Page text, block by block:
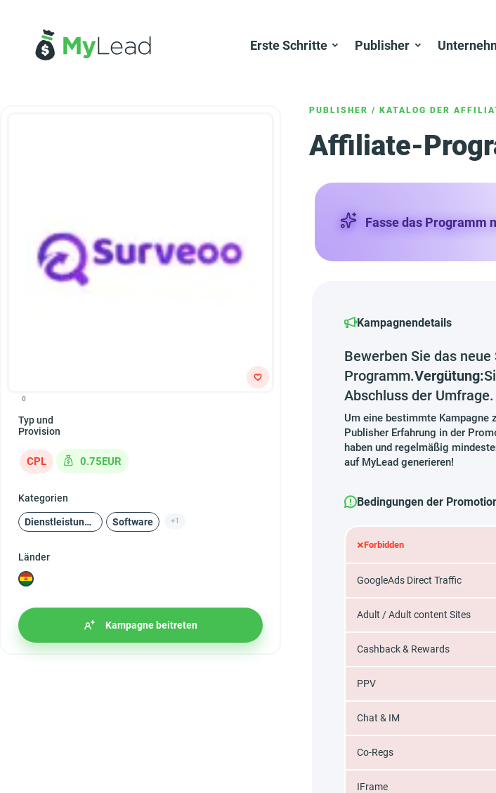
Erste Schritte Publisher
PUBLISHER / KATALOG DER
Affiliate-
0
Typ und
Provision
CPL 0.75EUR
Kategorien
Dienstleistungen Software +1
Länder
Kampagne beitreten
Fasse das Programm
Kampagnendetails
Bewerben Sie das
Programm.Vergütung:
Abschluss der Umfrage.
Um eine bestimmte Kampagne
Publisher Erfahrung in der
haben und regelmäßig
auf MyLead generieren!
Bedingungen der
×Forbidden
GoogleAds Direct Traffic
Adult / Adult content Sites
Cashback & Rewards
PPV
Chat & IM
Co-Regs
IFrame